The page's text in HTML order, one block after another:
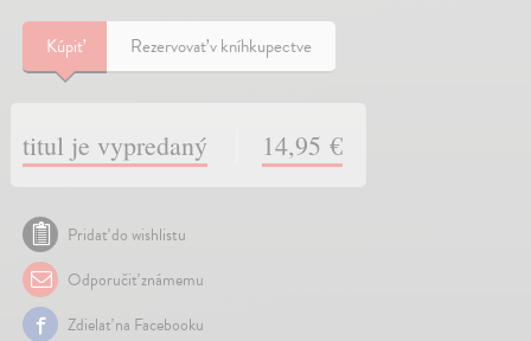
Kúpiť Rezervovať v kníhkupectve
titul je vypredaný 14,95 €
Pridať do wishlistu
Odporučiť známemu
Zdielať na Facebooku